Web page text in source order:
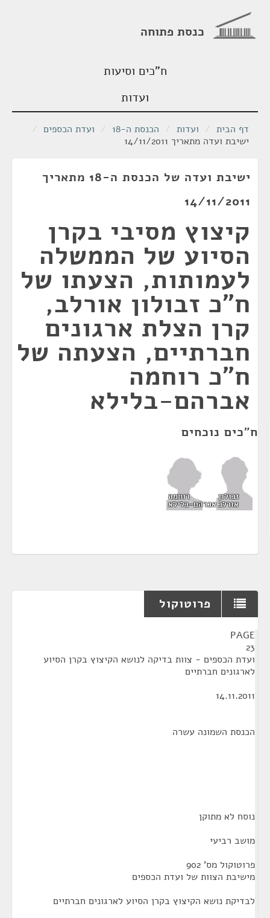
כנסת פתוחה
ח"כים וסיעות
ועדות
דף הבית / ועדות / הכנסת ה-18 / ועדת הכספים /
ישיבת ועדה מתאריך 14/11/2011
ישיבת ועדה של הכנסת ה-18 מתאריך
14/11/2011
קיצוץ מסיבי בקרן
הסיוע של הממשלה
לעמותות, הצעתו של
ח"כ זבולון אורלב,
קרן הצלת ארגונים
חברתיים, הצעתה של
ח"כ רוחמה
אברהם-בלילא
ח"כים נוכחים
זבולון
אורלב
רוחמה
אברהם-בלילא
פרוטוקול
PAGE
23
ועדת הכספים - צוות בדיקה לנושא הקיצוץ בקרן הסיוע
לארגונים חברתיים
14.11.2011
הכנסת השמונה עשרה
נוסח לא מתוקן
מושב רביעי
פרוטוקול מס' 902
מישיבת הצוות של ועדת הכספים
לבדיקת נושא הקיצוץ בקרן הסיוע לארגונים חברתיים